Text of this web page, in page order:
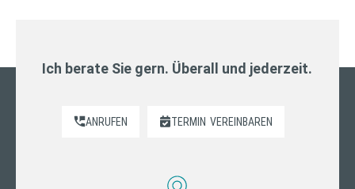
Ich berate Sie gern. Überall und jederzeit.
ANRUFEN TERMIN VEREINBAREN